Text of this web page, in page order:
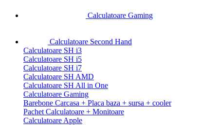
Calculatoare Gaming
Calculatoare Second Hand
Calculatoare SH i3
Calculatoare SH i5
Calculatoare SH i7
Calculatoare SH AMD
Calculatoare SH All in One
Calculatoare Gaming
Barebone Carcasa + Placa baza + sursa + cooler
Pachet Calculatoare + Monitoare
Calculatoare Apple